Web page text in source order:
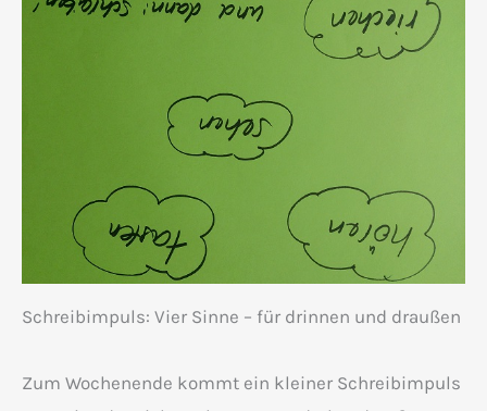
Schreibimpuls: Vier Sinne – für drinnen und draußen
Zum Wochenende kommt ein kleiner Schreibimpuls